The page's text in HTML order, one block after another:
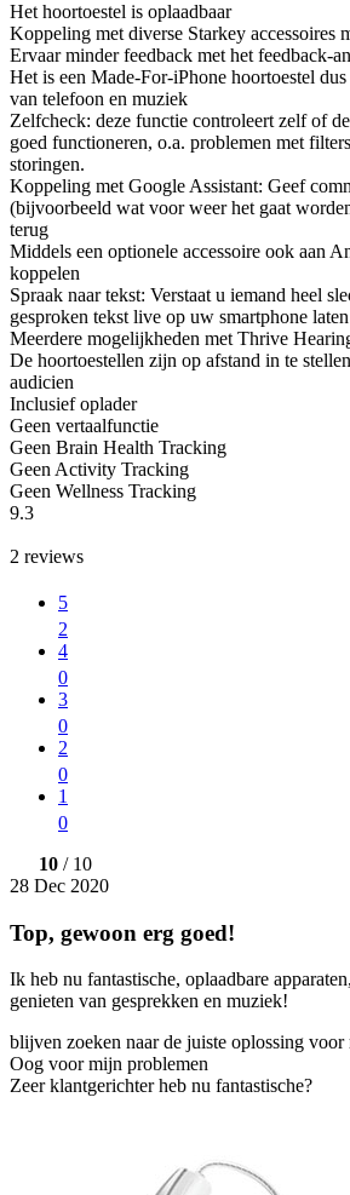
Het hoortoestel is oplaadbaar
Koppeling met diverse Starkey accessoires
Ervaar minder feedback met het feedback-
Het is een Made-For-iPhone hoortoestel
van telefoon en muziek
Zelfcheck: deze functie controleert zelf of
goed functioneren, o.a. problemen met
storingen.
Koppeling met Google Assistant: Geef
(bijvoorbeeld wat voor weer het gaat
terug
Middels een optionele accessoire ook aan
koppelen
Spraak naar tekst: Verstaat u iemand heel
gesproken tekst live op uw smartphone
Meerdere mogelijkheden met Thrive
De hoortoestellen zijn op afstand in te
audicien
Inclusief oplader
Geen vertaalfunctie
Geen Brain Health Tracking
Geen Activity Tracking
Geen Wellness Tracking
9.3
2 reviews
5
2
4
0
3
0
2
0
1
0
10 / 10
28 Dec 2020
Top, gewoon erg goed!
Ik heb nu fantastische, oplaadbare
genieten van gesprekken en muziek!
blijven zoeken naar de juiste oplossing voor
Oog voor mijn problemen
Zeer klantgerichter heb nu fantastische?